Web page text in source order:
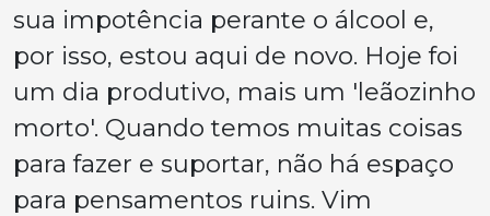
sua impotência perante o álcool e,
por isso, estou aqui de novo. Hoje foi
um dia produtivo, mais um 'leãozinho
morto'. Quando temos muitas coisas
para fazer e suportar, não há espaço
para pensamentos ruins. Vim